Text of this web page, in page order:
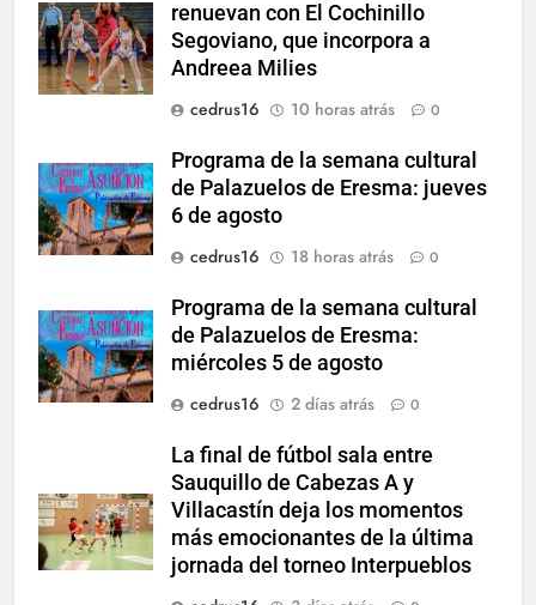
renuevan con El Cochinillo
Segoviano, que incorpora a
Andreea Milies
cedrus16
10 horas atrás 0
Programa de la semana cultural
de Palazuelos de Eresma: jueves
6 de agosto
cedrus16
18 horas atrás 0
Programa de la semana cultural
de Palazuelos de Eresma:
miércoles 5 de agosto
cedrus16
2 días atrás 0
La final de fútbol sala entre
Sauquillo de Cabezas A y
Villacastín deja los momentos
más emocionantes de la última
jornada del torneo Interpueblos